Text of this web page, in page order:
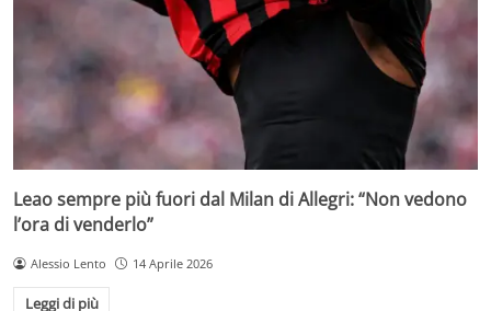
Leao sempre più fuori dal Milan di Allegri: “Non vedono
l’ora di venderlo”
Alessio Lento 14 Aprile 2026
Leggi di più